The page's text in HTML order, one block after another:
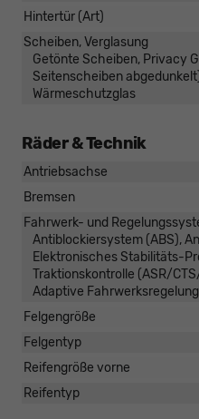
Hintertür (Art)
Scheiben, Verglasung
Getönte Scheiben, Privacy
Seitenscheiben
Wärmeschutzglas
Räder & Technik
Antriebsachse
Bremsen
Fahrwerk- und
Antiblockiersystem (ABS),
Elektronisches Stabilitäts-
Traktionskontrolle (ASR/
Adaptive Fahrwerksregelung
Felgengröße
Felgentyp
Reifengröße vorne
Reifentyp